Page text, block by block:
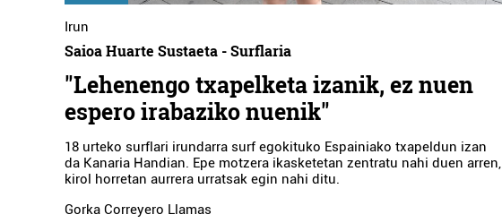
Irun
Saioa Huarte Sustaeta - Surflaria
"Lehenengo txapelketa izanik, ez nuen
espero irabaziko nuenik"
18 urteko surflari irundarra surf egokituko Espainiako txapeldun izan
da Kanaria Handian. Epe motzera ikasketetan zentratu nahi duen arren,
kirol horretan aurrera urratsak egin nahi ditu.
Gorka Correyero Llamas